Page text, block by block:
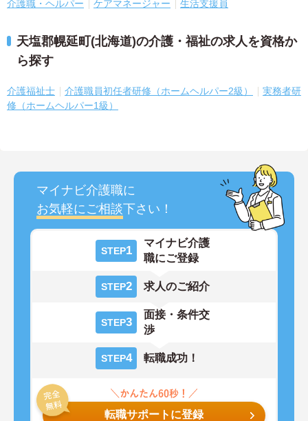
介護職・ヘルパー ケアマネージャー 生活支援員
天塩郡幌延町(北海道)の介護・福祉の求人を資格か
ら探す
介護福祉士 介護職員初任者研修（ホームヘルパー2級）
実務者研
修（ホームヘルパー1級）
マイナビ介護職に
お気軽にご相談下さい！
STEP1
マイナビ介護
職にご登録
STEP2 求人のご紹介
STEP3
面接・条件交
渉
STEP4 転職成功！
転職サポートに登録